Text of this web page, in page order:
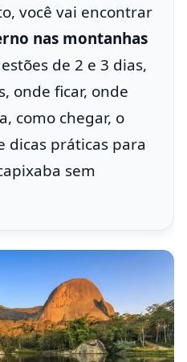
você vai encontrar
nas montanhas
de 2 e 3 dias,
onde ficar, onde
como chegar, o
dicas práticas para
sem